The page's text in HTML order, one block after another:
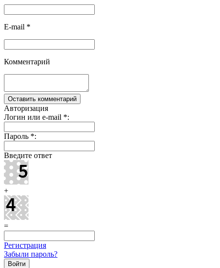
E-mail *
Комментарий
Авторизация
Логин или e-mail *:
Пароль *:
Введите ответ
+
=
Регистрация
Забыли пароль?